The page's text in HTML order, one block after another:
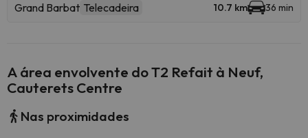
Grand Barbat Telecadeira 10.7 km 36 min
A área envolvente do T2 Refait à Neuf,
Cauterets Centre
Nas proximidades